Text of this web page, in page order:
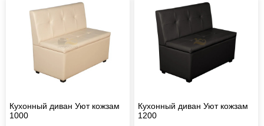
ротанга
Садовая
мебель
Косметологическое
оборудование
Кухонный диван Уют кожзам
1000
Кухонный диван Уют кожзам
1200